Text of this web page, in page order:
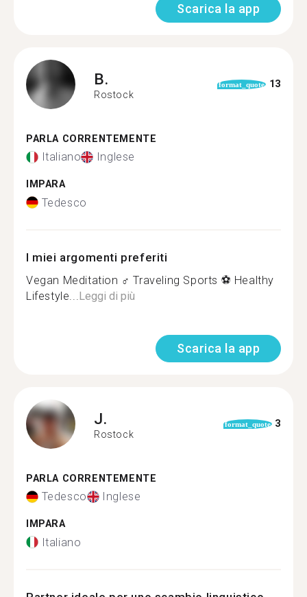
Scarica la app
B.
Rostock
format_quote 13
PARLA CORRENTEMENTE
Italiano Inglese
IMPARA
Tedesco
I miei argomenti preferiti
Vegan Meditation ‍♂️ Traveling Sports ⚽️ Healthy
Lifestyle... Leggi di più
Scarica la app
J.
Rostock
format_quote 3
PARLA CORRENTEMENTE
Tedesco Inglese
IMPARA
Italiano